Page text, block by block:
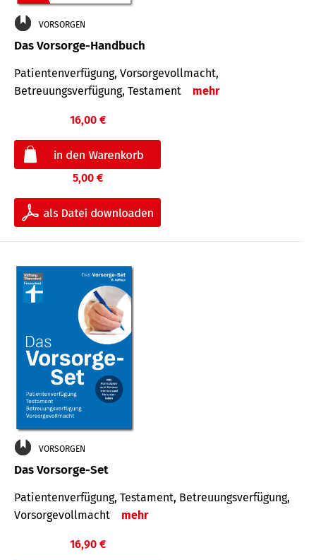
VORSORGEN
Das Vorsorge-Handbuch
Patientenverfügung, Vorsorgevollmacht,
Betreuungsverfügung, Testament
mehr
16,00 €
5,00 €
VORSORGEN
Das Vorsorge-Set
Patienten­ver­fügung, Testa­ment, Be­treuungs­verfü­gung,
Vor­sorge­voll­macht
mehr
16,90 €